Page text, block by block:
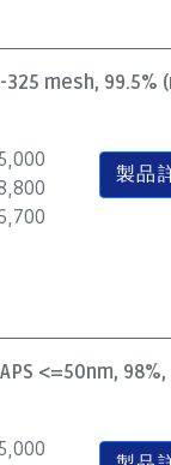
mesh, 99.5%
製品
<=50nm,